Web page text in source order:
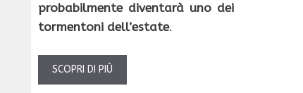
probabilmente diventarà uno dei
tormentoni dell’estate.
SCOPRI DI PIÙ